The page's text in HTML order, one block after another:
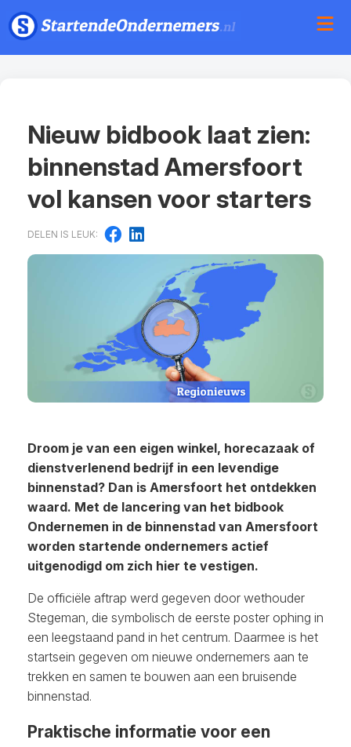
Nieuw bidbook laat zien:
binnenstad Amersfoort
vol kansen voor starters
DELEN IS LEUK:
Droom je van een eigen winkel, horecazaak of
dienstverlenend bedrijf in een levendige
binnenstad? Dan is Amersfoort het ontdekken
waard. Met de lancering van het bidbook
Ondernemen in de binnenstad van Amersfoort
worden startende ondernemers actief
uitgenodigd om zich hier te vestigen.
De officiële aftrap werd gegeven door wethouder
Stegeman, die symbolisch de eerste poster ophing in
een leegstaand pand in het centrum. Daarmee is het
startsein gegeven om nieuwe ondernemers aan te
trekken en samen te bouwen aan een bruisende
binnenstad.
Praktische informatie voor een